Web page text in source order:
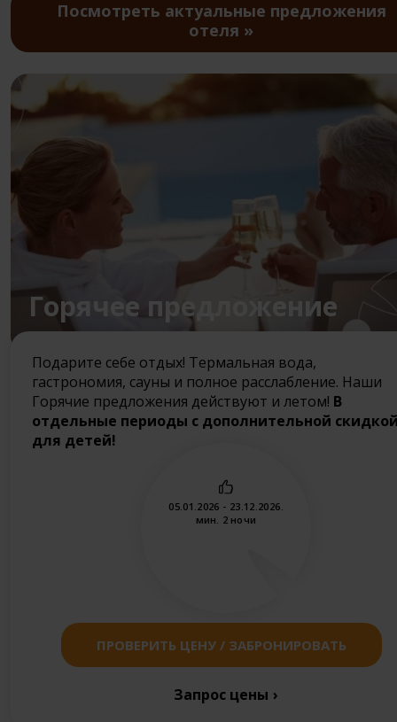
Посмотреть актуальные предложения
отеля
Горячее предложение
Подарите себе отдых! Термальная вода,
гастрономия, сауны и полное расслабление. Наши
Горячие предложения действуют и летом! В
отдельные периоды с дополнительной
для детей!
05.01.2026 - 23.12.2026.
мин. 2 ночи
ПРОВЕРИТЬ ЦЕНУ / ЗАБРОНИРОВАТЬ
Запрос цены